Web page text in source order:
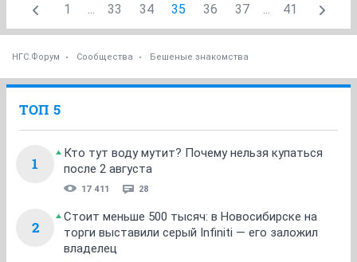
1 ... 33 34 35 36 37 ... 41
НГС.Форум Сообщества Бешеные знакомства
ТОП 5
1
Кто тут воду мутит? Почему нельзя купаться
после 2 августа
17 411 28
2
Стоит меньше 500 тысяч: в Новосибирске на
торги выставили серый Infiniti — его заложил
владелец